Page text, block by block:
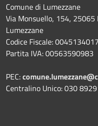
Comune di Lumezzane
Via Monsuello, 154,
Lumezzane
Codice Fiscale:
Partita IVA: 00563590983
PEC:
Centralino Unico: 030